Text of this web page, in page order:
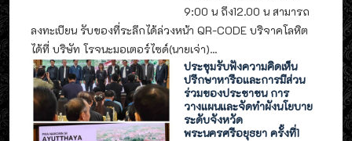
9:00 น ถึง12.00 น สามารถ
ลงทะเบียน รับของที่ระลึกได้ล่วงหน้า QR-CODE บริจาคโลหิต
ได้ที่ บริษัท โรจนะมอเตอร์ไซด์(นายเจ่า)...
ประชุมรับฟังความคิดเห็น
ปรึกษาหารือและการมีส่วน
ร่วมของประชาชน การ
วางแผนและจัดทำผังนโยบาย
ระดับจังหวัด
พระนครศรีอยุธยา ครั้งที่1